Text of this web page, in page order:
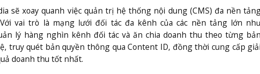
sẽ xoay quanh việc quản trị hệ thống nội dung (CMS) đa nền
vai trò là mạng lưới đối tác đa kênh của các nền tảng lớn
lý hàng nghìn kênh đối tác và ăn chia doanh thu theo từng bản
truy quét bản quyền thông qua Content ID, đồng thời cung cấp giải
doanh thu tốt nhất.